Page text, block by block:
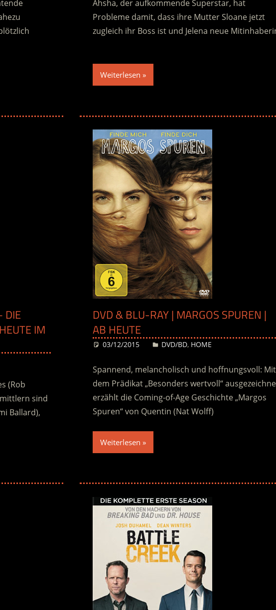
Ahsha, der aufkommende Superstar, hat
Probleme damit, dass ihre Mutter Sloane jetzt
zugleich ihr Boss ist und Jelena neue
Weiterlesen
DIE
IM
(Rob
sind
Ballard),
DVD & BLU-RAY | MARGOS SPUREN |
AB HEUTE
03/12/2015 Desiree
DVD/BD, HOME
Spannend, melancholisch und hoffnungsvoll: Mit
dem Prädikat „Besonders wertvoll“
erzählt die Coming-of-Age Geschichte „Margos
Spuren“ von Quentin (Nat Wolff)
Weiterlesen